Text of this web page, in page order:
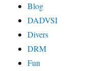
Blog
DADVSI
Divers
DRM
Fun